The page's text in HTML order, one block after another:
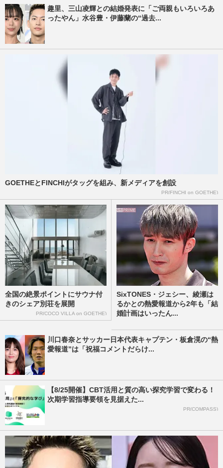
趣里、三山凌輝との結婚発表に「ご両親もいろいろあ
ったやん」水谷豊・伊藤蘭の“過去...
GOETHEとFINCHIがタッグを組み、新メディアを創設
PR(FINCHI on GOETHE)
全国の絶景ポイントにサウナ付
きのシェア別荘を展開
PR(COCO VILLA on GOETHE)
SixTONES・ジェシー、綾瀬は
るかとの熱愛報道から2年も「結
婚計画はいったん...
川口春奈とサッカー日本代表キャプテン・板倉滉の“熱
愛報道”は「祝福コメントだらけ...
【8/25開催】CBT活用と質の高い探究学習で変わる！
次期学習指導要領を見据えた...
PR(COMPASS)